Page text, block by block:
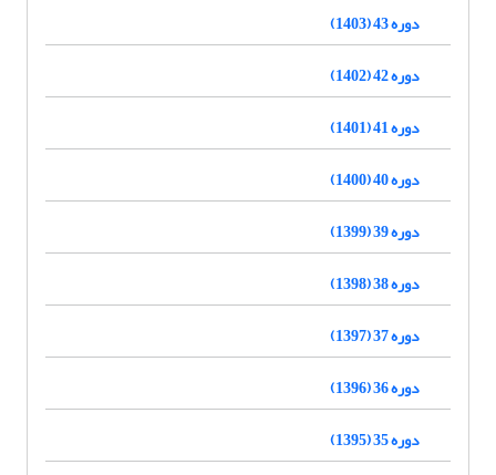
دوره 43 (1403)
دوره 42 (1402)
دوره 41 (1401)
دوره 40 (1400)
دوره 39 (1399)
دوره 38 (1398)
دوره 37 (1397)
دوره 36 (1396)
دوره 35 (1395)